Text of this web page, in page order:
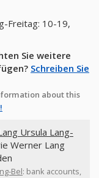
Freitag: 10-19,
Sie weitere
Schreiben Sie
about this
Ursula Lang-
Werner Lang
Bel: bank accounts,